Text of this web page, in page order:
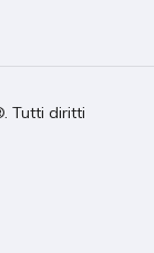
Tutti diritti